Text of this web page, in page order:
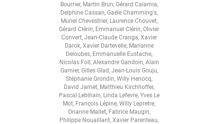
Bourrier, Martin Brun, Gérard Calamia,
Delphine Cassan, Gaële Chamming's,
Muriel Chevestrier, Laurence Chouvet,
Gérard Clérin, Emmanuel Clérin, Olivier
Convert, Jean-Claude Cranga, Xavier
Darok, Xavier Dartevelle, Marianne
Deloubes, Emmanuelle Eustache,
Nicolas Foll, Alexandre Gandoin, Alain
Garnier, Gilles Glad, Jean-Louis Gouju,
Stéphanie Grondin, Willy Henocq,
David Jamet, Matthieu Kirchhoffer,
Pascal Lebihain, Linda Lefevre, Yves Le
Mot, François Lépine, Willy Lepretre,
Orianne Mallet, Fabrice Maugin,
Philippe Nouaillant, Xavier Parenteau,